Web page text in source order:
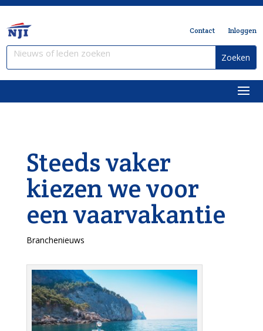
Contact Inloggen
Steeds vaker
kiezen we voor
een vaarvakantie
Branchenieuws